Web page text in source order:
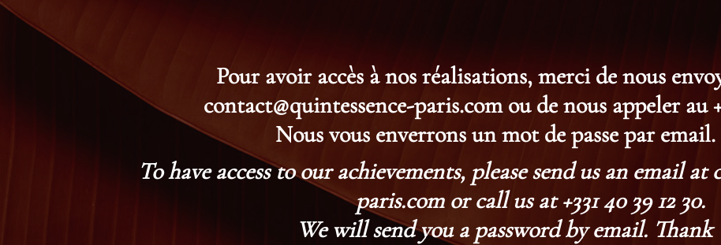
Pour avoir accès à nos réalisations, merci de nous
contact@quintessence-paris.com ou de nous appeler au
Nous vous enverrons un mot de passe par
To have access to our achievements, please send us an email at
paris.com or call us at +331 40 39 12 30.
We will send you a password by email. Thank